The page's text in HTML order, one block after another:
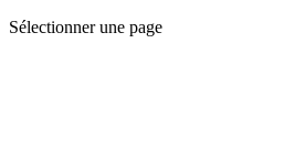
Sélectionner une page